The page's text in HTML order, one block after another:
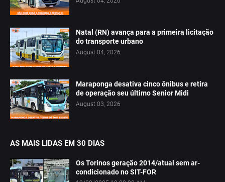
Natal (RN) avança para a primeira licitação
do transporte urbano
August 04, 2026
Maraponga desativa cinco ônibus e retira
de operação seu último Senior Midi
August 03, 2026
AS MAIS LIDAS EM 30 DIAS
Os Torinos geração 2014/atual sem ar-
condicionado no SIT-FOR